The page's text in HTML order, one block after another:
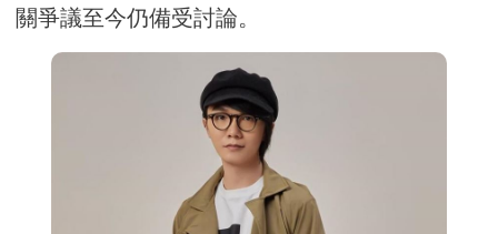
關爭議至今仍備受討論。